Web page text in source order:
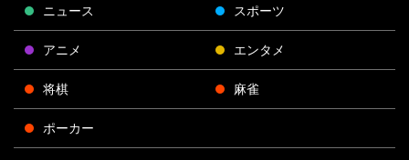
ニュース スポーツ
アニメ エンタメ
将棋 麻雀
ポーカー